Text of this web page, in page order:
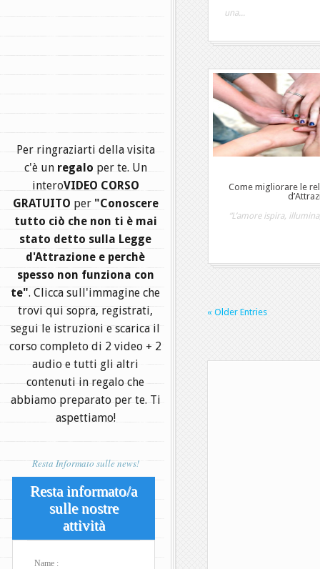
Per ringraziarti della visita
c'è un regalo per te. Un
interoVIDEO CORSO
GRATUITO per "Conoscere
tutto ciò che non ti è mai
stato detto sulla Legge
d'Attrazione e perchè
spesso non funziona con
te". Clicca sull'immagine che
trovi qui sopra, registrati,
segui le istruzioni e scarica il
corso completo di 2 video + 2
audio e tutti gli altri
contenuti in regalo che
abbiamo preparato per te. Ti
aspettiamo!
Resta Informato sulle news!
Resta informato/a
sulle nostre
attività
Name :
una...
Come migliorare le
“L’amore ispira,
« Older Entries